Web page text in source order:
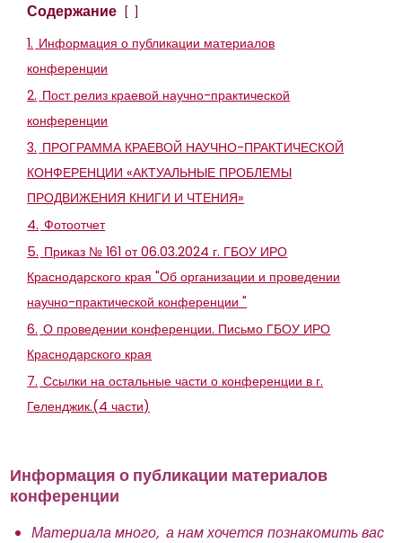
Содержание
1. Информация о публикации материалов
конференции
2. Пост релиз краевой научно-практической
конференции
3. ПРОГРАММА КРАЕВОЙ НАУЧНО-ПРАКТИЧЕСКОЙ
КОНФЕРЕНЦИИ «АКТУАЛЬНЫЕ ПРОБЛЕМЫ
ПРОДВИЖЕНИЯ КНИГИ И ЧТЕНИЯ»
4. Фотоотчет
5. Приказ № 161 от 06.03.2024 г. ГБОУ ИРО
Краснодарского края "Об организации и проведении
научно-практической конференции "
6. О проведении конференции. Письмо ГБОУ ИРО
Краснодарского края
7. Ссылки на остальные части о конференции в г.
Геленджик.(4 части)
Информация о публикации материалов
конференции
Материала много, а нам хочется познакомить вас